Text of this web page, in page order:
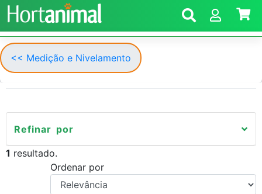
<< Medição e Nivelamento
Refinar por
1 resultado.
Ordenar por